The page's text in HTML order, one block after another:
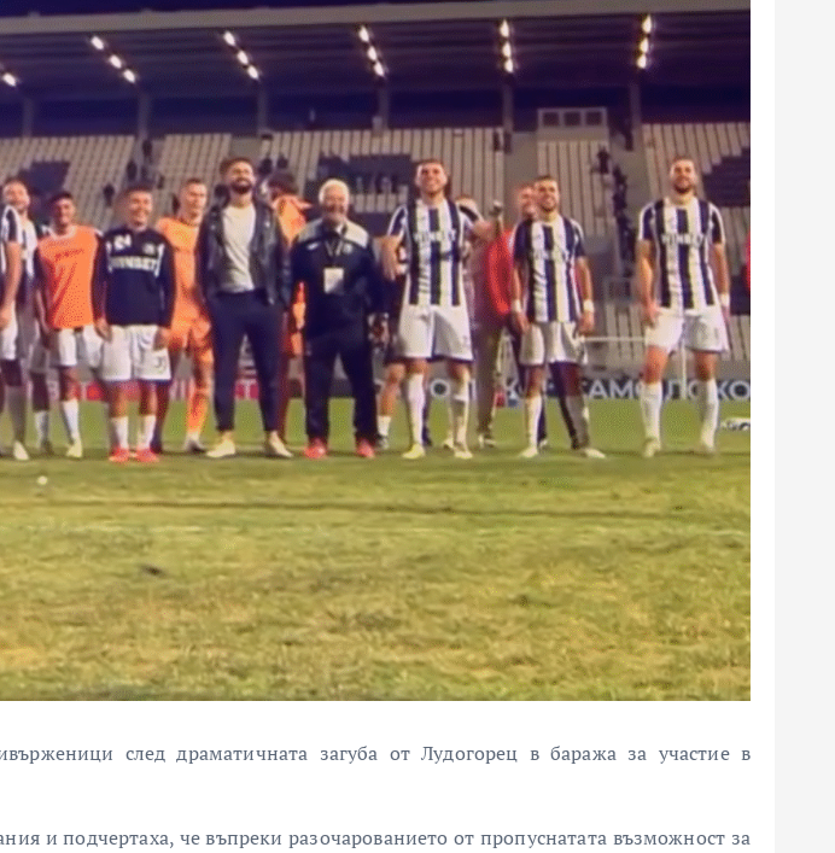
след драматичната загуба отЛудогорец в баража за участие в
и подчертаха, че въпреки разочарованието от пропуснатата възможност за